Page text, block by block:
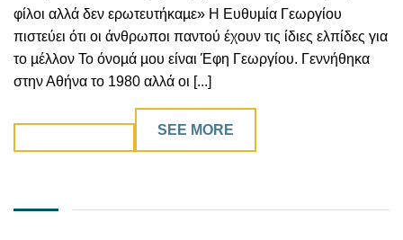
φίλοι αλλά δεν ερωτευτήκαµε» Η Ευθυµία Γεωργίου
πιστεύει ότι οι άνθρωποι παντού έχουν τις ίδιες ελπίδες για
το µέλλον Το όνοµά µου είναι Έφη Γεωργίου. Γεννήθηκα
στην Αθήνα το 1980 αλλά οι [...]
SEE MORE